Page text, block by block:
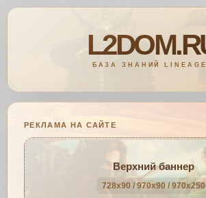
РЕКЛАМА НА САЙТЕ
Верхний баннер
728x90 / 970x90 / 970x250